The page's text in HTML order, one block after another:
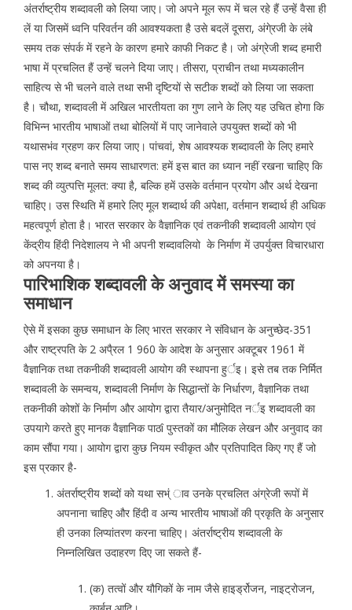
अंतर्राष्ट्रीय शब्दावली को लिया जाए। जो अपने मूल रूप में चल रहे हैं उन्हें वैसा ही
लें या जिसमें ध्वनि परिवर्तन की आवश्यकता है उसे बदलें दूसरा, अंगे्रजी के लंबे
समय तक संपर्क में रहने के कारण हमारे काफी निकट है। जो अंग्रेजी शब्द हमारी
भाषा में प्रचलित हैं उन्हें चलने दिया जाए। तीसरा, प्राचीन तथा मध्यकालीन
साहित्य से भी चलने वाले तथा सभी दृष्टियों से सटीक शब्दों को लिया जा सकता
है। चौथा, शब्दावली में अखिल भारतीयता का गुण लाने के लिए यह उचित होगा कि
विभिन्न भारतीय भाषाओं तथा बोलियों में पाए जानेवाले उपयुक्त शब्दों को भी
यथासभंव ग्रहण कर लिया जाए। पांचवां, शेष आवश्यक शब्दावली के लिए हमारे
पास नए शब्द बनाते समय साधारणत: हमें इस बात का ध्यान नहीं रखना चाहिए कि
शब्द की व्युत्पत्ति मूलत: क्या है, बल्कि हमें उसके वर्तमान प्रयोग और अर्थ देखना
चाहिए। उस स्थिति में हमारे लिए मूल शब्दार्थ की अपेक्षा, वर्तमान शब्दार्थ ही अधिक
महत्वपूर्ण होता है। भारत सरकार के वैज्ञानिक एवं तकनीकी शब्दावली आयोग एवं
केंद्रीय हिंदी निदेशालय ने भी अपनी शब्दावलियो के निर्माण में उपर्युक्त विचारधारा
को अपनया है।
पारिभाशिक शब्दावली के अनुवाद में समस्या का
समाधान
ऐसे में इसका कुछ समाधान के लिए भारत सरकार ने संविधान के अनुच्छेद-351
और राष्ट्रपति के 2 अपै्रल 1 960 के आदेश के अनुसार अक्टूबर 1961 में
वैज्ञानिक तथा तकनीकी शब्दावली आयोग की स्थापना हुर्इ। इसे तब तक निर्मित
शब्दावली के समन्वय, शब्दावली निर्माण के सिद्धान्तों के निर्धारण, वैज्ञानिक तथा
तकनीकी कोशों के निर्माण और आयोग द्वारा तैयार/अनुमोदित नर्इ शब्दावली का
उपयागे करते हुए मानक वैज्ञानिक पाठî पुस्तकों का मौलिक लेखन और अनुवाद का
काम सौंपा गया। आयोग द्वारा कुछ नियम स्वीकृत और प्रतिपादित किए गए हैं जो
इस प्रकार है-
अंतर्राष्ट्रीय शब्दों को यथा सभ्ं ाव उनके प्रचलित अंग्रेजी रूपों में
अपनाना चाहिए और हिंदी व अन्य भारतीय भाषाओं की प्रकृति के अनुसार
ही उनका लिप्यांतरण करना चाहिए। अंतर्राष्ट्रीय शब्दावली के
निम्नलिखित उदाहरण दिए जा सकते हैं-
(क) तत्वों और यौगिकों के नाम जैसे हाइर्ड्रोजन, नाइट्रोजन,